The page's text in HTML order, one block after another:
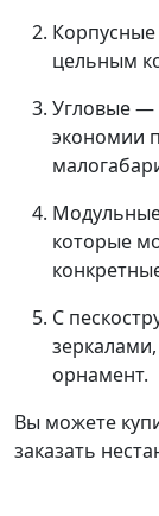
Корпусные
цельным
Угловые —
экономии
которые
С
орнамент.
Вы можете
заказать